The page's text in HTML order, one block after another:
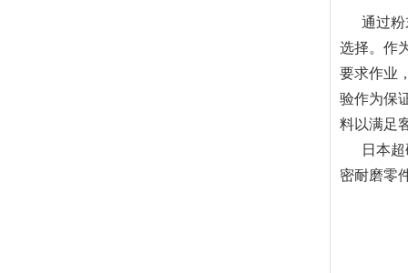
通过粉
选择。作
要求作业
验作为保
料以满足
日本超
密耐磨零